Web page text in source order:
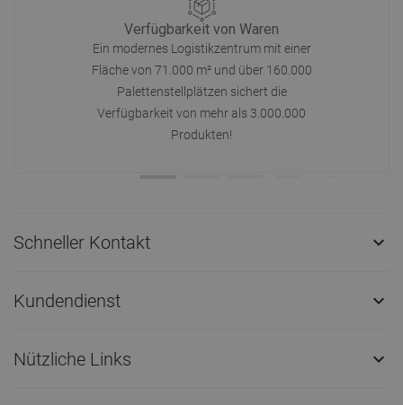
Verfügbarkeit von Waren
Ein modernes Logistikzentrum mit einer
Fläche von 71.000 m² und über 160.000
Palettenstellplätzen sichert die
Verfügbarkeit von mehr als 3.000.000
Produkten!
Schneller Kontakt 
Kundendienst 
Nützliche Links 